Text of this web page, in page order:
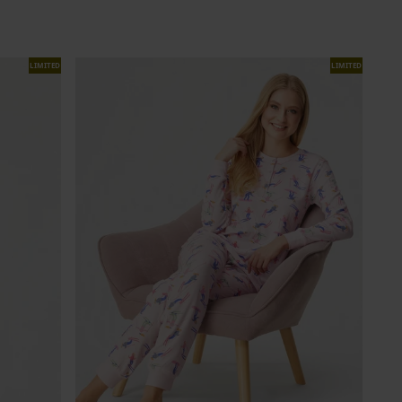
LIMITED LIMITED